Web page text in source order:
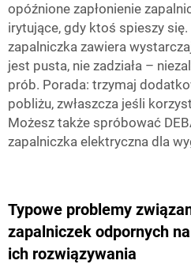
opóźnione zapłonienie
irytujące, gdy ktoś spieszy
zapalniczka zawiera
jest pusta, nie zadziała –
prób. Porada: trzymaj
pobliżu, zwłaszcza jeśli
Możesz także spróbować
zapalniczka elektryczna dla
Typowe problemy
zapalniczek odpornych
ich rozwiązywania